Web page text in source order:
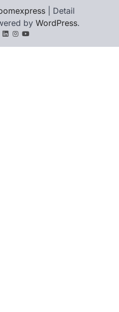
| Detail
by WordPress.
LinkedIn
Instagram
youtube